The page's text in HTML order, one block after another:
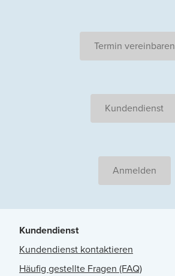
Termin vereinbaren
Kundendienst
Anmelden
Kundendienst
Kundendienst kontaktieren
Häufig gestellte Fragen (FAQ)